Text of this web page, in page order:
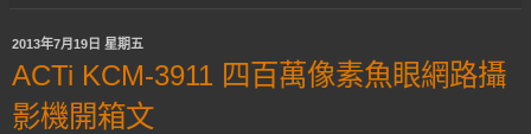
2013年7月19日 星期五
ACTi KCM-3911 四百萬像素魚眼網路攝
影機開箱文